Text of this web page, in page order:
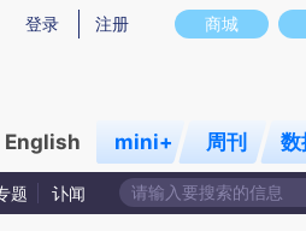
真实意图存在偏差。不代表财新观点和立
商城
登录 注册
English mini+ 周刊 数
题 讣闻